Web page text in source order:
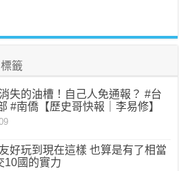
標籤
失的油槽！自己人免通報？ #台
#南僑【歷史哥快報｜李易修】
好玩到現在這樣 也算是有了相當
10國的實力